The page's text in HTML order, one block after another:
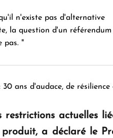
n'existe pas d'alternative
la question d'un référendum
pas. "
30 ans d'audace, de résilience
actuelles
a déclaré le